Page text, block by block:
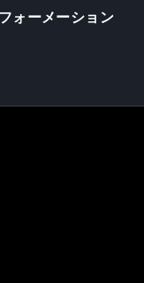
ォーメーション